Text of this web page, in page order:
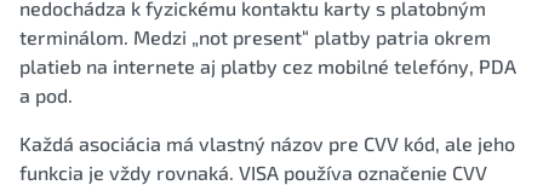
nedochádza k fyzickému kontaktu karty s platobným
terminálom. Medzi „not present“ platby patria okrem
platieb na internete aj platby cez mobilné telefóny, PDA
a pod.
Každá asociácia má vlastný názov pre CVV kód, ale jeho
funkcia je vždy rovnaká. VISA používa označenie CVV